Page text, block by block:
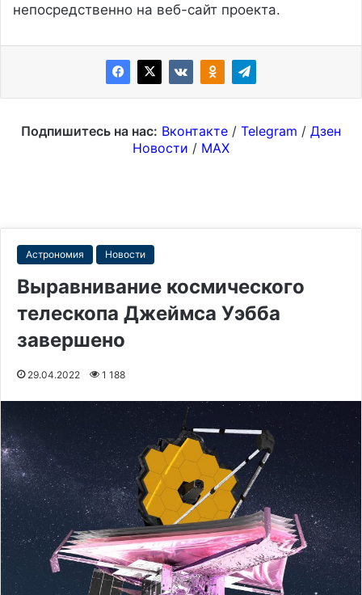
непосредственно на веб-сайт проекта.
Подпишитесь на нас: Вконтакте / Telegram / Дзен
Новости / MAX